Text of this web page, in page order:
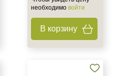
необходимо войти
В корзину